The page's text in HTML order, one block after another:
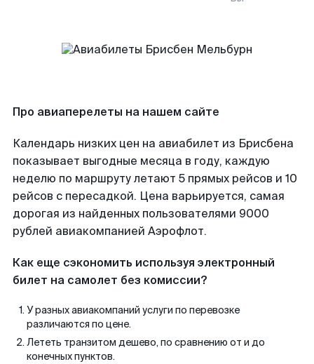
Про авиаперелеты на нашем сайте
Календарь низких цен на авиабилет из Брисбена
показывает выгодные месяца в году, каждую
неделю по маршруту летают 5 прямых рейсов и 10
рейсов с пересадкой. Цена варьируется, самая
дорогая из найденных пользователями 9000
рублей авиакомпанией Аэрофлот.
Как еще сэкономить используя электронный
билет на самолет без комиссии?
У разных авиакомпаний услуги по перевозке
различаются по цене.
Лететь транзитом дешево, по сравнению от и до
конечных пунктов.